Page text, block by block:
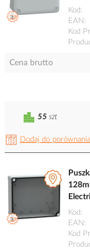
Kod
EAN
Kod
Cena brutto
Dodaj do porównania
55 szt
Kod
EAN
Kod